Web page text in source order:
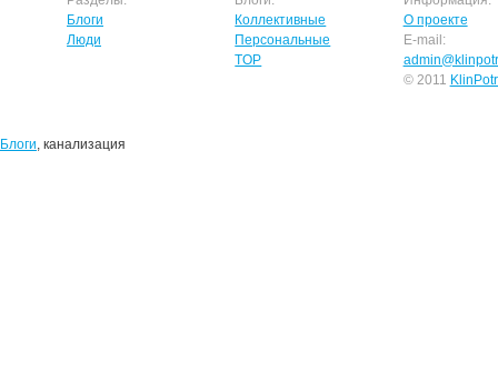
Блоги
Люди
Коллективные
Персональные
TOP
О проекте
E-mail:
© 2011
Блоги, канализация